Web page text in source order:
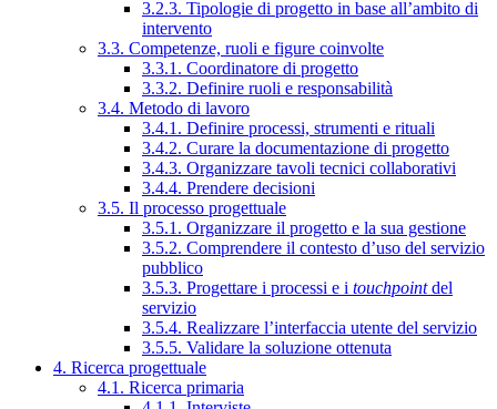
3.2.3. Tipologie di progetto in base all’ambito di
intervento
3.3. Competenze, ruoli e figure coinvolte
3.3.1. Coordinatore di progetto
3.3.2. Definire ruoli e responsabilità
3.4. Metodo di lavoro
3.4.1. Definire processi, strumenti e rituali
3.4.2. Curare la documentazione di progetto
3.4.3. Organizzare tavoli tecnici collaborativi
3.4.4. Prendere decisioni
3.5. Il processo progettuale
3.5.1. Organizzare il progetto e la sua gestione
3.5.2. Comprendere il contesto d’uso del servizio
pubblico
3.5.3. Progettare i processi e i touchpointdel
servizio
3.5.4. Realizzare l’interfaccia utente del servizio
3.5.5. Validare la soluzione ottenuta
4. Ricerca progettuale
4.1. Ricerca primaria